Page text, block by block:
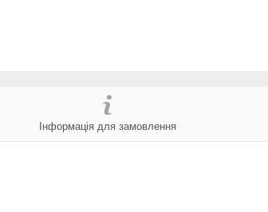
Інформація для замовлення